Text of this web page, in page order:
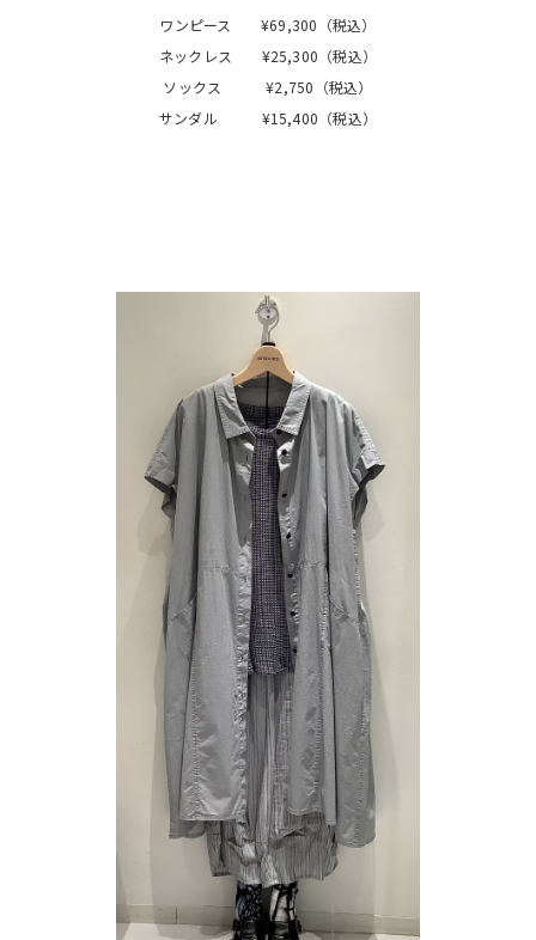
ワンピース ¥69,300（税込）
ネックレス ¥25,300（税込）
ソックス ¥2,750（税込）
サンダル ¥15,400（税込）